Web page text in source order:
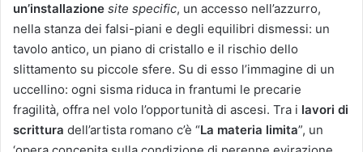
un’installazione site specific, un accesso nell’azzurro,
nella stanza dei falsi-piani e degli equilibri dismessi: un
tavolo antico, un piano di cristallo e il rischio dello
slittamento su piccole sfere. Su di esso l’immagine di un
uccellino: ogni sisma riduca in frantumi le precarie
fragilità, offra nel volo l’opportunità di ascesi. Tra i lavori di
scrittura dell’artista romano c’è “La materia limita”, un